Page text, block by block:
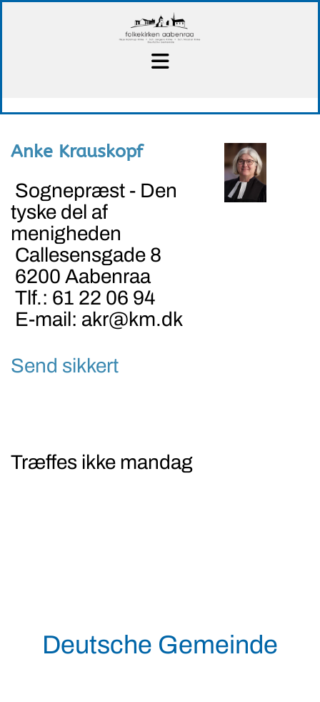
Anke Krauskopf
Sognepræst - Den
tyske del af
menigheden
Callesensgade 8
6200 Aabenraa
Tlf.: 61 22 06 94
E-mail: akr@km.dk
Send sikkert
Træffes ikke mandag
Deutsche Gemeinde